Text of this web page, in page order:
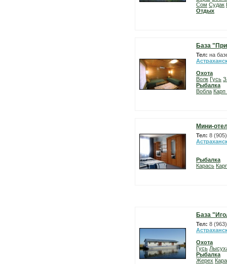
Сом Судак
Отдых
База
Тел: на
Охота
Волк Гусь
Рыбалка
Вобла
Мини-
Тел: 8
Рыбалка
Карась
База
Тел: 8
Охота
Гусь
Рыбалка
Жерех